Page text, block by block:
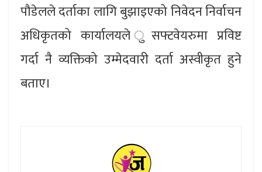
पौडेलले दर्ताका लागि बुझाइएको निवेदन निर्वाचन
अधिकृतको कार्यालयले ुसफ्टवेयरुमा प्रविष्ट
गर्दा नै व्यक्तिको उम्मेदवारी दर्ता अस्वीकृत हुने
बताए।